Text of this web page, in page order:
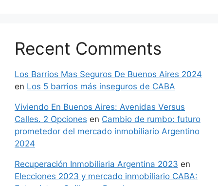
Recent Comments
Los Barrios Mas Seguros De Buenos Aires 2024
en Los 5 barrios más inseguros de CABA
Viviendo En Buenos Aires: Avenidas Versus
Calles. 2 Opciones en Cambio de rumbo: futuro
prometedor del mercado inmobiliario Argentino
2024
Recuperación Inmobiliaria Argentina 2023 en
Elecciones 2023 y mercado inmobiliario CABA: